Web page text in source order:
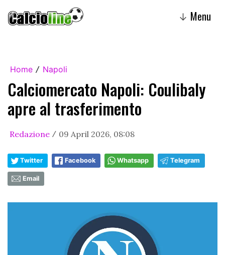
↓ Menu
Home / Napoli
Calciomercato Napoli: Coulibaly
apre al trasferimento
Redazione / 09 April 2026, 08:08
Twitter Facebook Whatsapp Telegram
Email